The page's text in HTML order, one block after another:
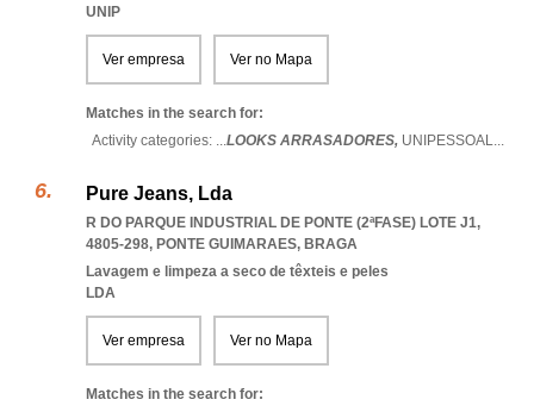
UNIP
Ver empresa Ver no Mapa
Matches in the search for:
Activity categories: ...LOOKS ARRASADORES, UNIPESSOAL...
Pure Jeans, Lda
R DO PARQUE INDUSTRIAL DE PONTE (2ªFASE) LOTE J1,
4805-298, PONTE GUIMARAES, BRAGA
Lavagem e limpeza a seco de têxteis e peles
LDA
Ver empresa Ver no Mapa
Matches in the search for: